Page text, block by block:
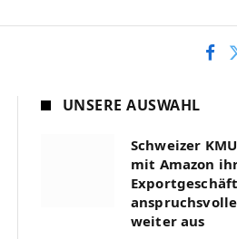
UNSERE AUSWAHL
Schweizer
mit Amazon
weiter aus